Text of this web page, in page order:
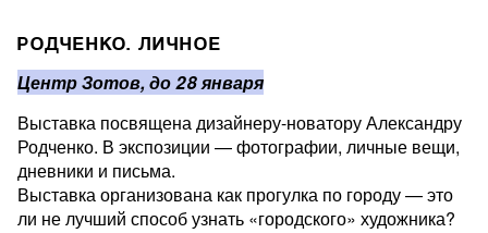
РОДЧЕНКО. ЛИЧНОЕ
Центр Зотов, до 28 января
Выставка посвящена дизайнеру-новатору Александру
Родченко. В экспозиции — фотографии, личные вещи,
дневники и письма.
Выставка организована как прогулка по городу — это
ли не лучший способ узнать «городского» художника?